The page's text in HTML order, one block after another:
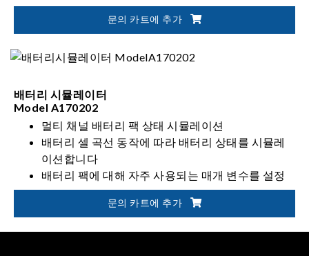
자동화된 배터리 검증 솔루션을 위한 유연한 통합
문의 카트에 추가
배터리 시뮬레이터
Model A170202
멀티 채널 배터리 팩 상태 시뮬레이션
배터리 셀 곡선 동작에 따라 배터리 상태를 시뮬레
이션합니다
배터리 팩에 대해 자주 사용되는 매개 변수를 설정
하고 초기 출력 상태를 신속하게 사용자 지정이 가
문의 카트에 추가